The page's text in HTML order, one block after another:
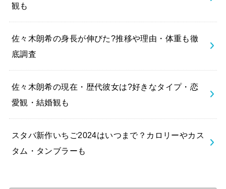
観も
佐々木朗希の身長が伸びた?推移や理由・体重も徹
底調査
佐々木朗希の現在・歴代彼女は?好きなタイプ・恋
愛観・結婚観も
スタバ新作いちご2024はいつまで？カロリーやカス
タム・タンブラーも